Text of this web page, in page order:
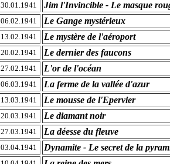
30.01.1941
Jim l'Invincible - Le masque
06.02.1941
Le Gange mystérieux
13.02.1941
Le mystère de l'aéroport
20.02.1941
Le dernier des faucons
27.02.1941
L'or de l'océan
06.03.1941
La ferme de la vallée d'azur
13.03.1941
Le mousse de l'Epervier
20.03.1941
Le diamant noir
27.03.1941
La déesse du fleuve
03.04.1941
Dynamite - Le secret de la